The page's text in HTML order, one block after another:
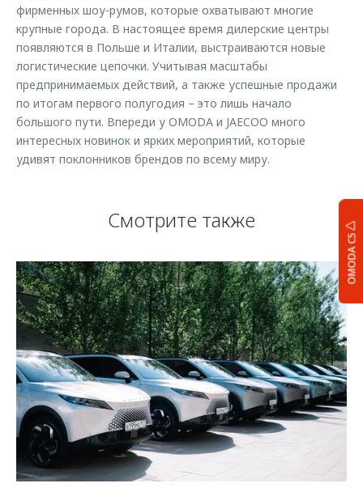
OMODA C5
фирменных шоу-румов, которые охватывают многие
крупные города. В настоящее время дилерские центры
появляются в Польше и Италии, выстраиваются новые
логистические цепочки. Учитывая масштабы
предпринимаемых действий, а также успешные продажи
по итогам первого полугодия – это лишь начало
большого пути. Впереди у OMODA и JAECOO много
интересных новинок и ярких мероприятий, которые
удивят поклонников брендов по всему миру.
Смотрите также